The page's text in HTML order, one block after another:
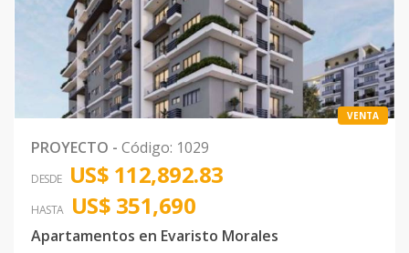
VENTA
PROYECTO - Código: 1029
DESDE US$ 112,892.83
HASTA US$ 351,690
Apartamentos en Evaristo Morales